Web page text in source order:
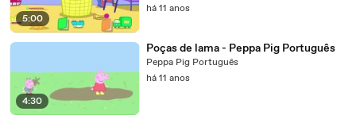
5:00
há 11 anos
4:30
Poças de lama - Peppa Pig Português
Peppa Pig Português
há 11 anos